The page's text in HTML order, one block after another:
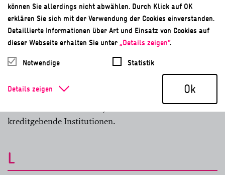
Umweltmanagementstandard
K
Im Finanzwesen die gemeinsame Mitfinanzierung einer
Investition oder eines Projekts durch mindestens zwei
kreditgebende Institutionen.
L
können Sie allerdings nicht abwählen. Durch Klick auf OK
erklären Sie sich mit der Verwendung der Cookies einverstanden.
Detaillierte Informationen über Art und Einsatz von Cookies auf
dieser Webseite erhalten Sie unter„Details zeigen“.
Notwendige
Statistik
Details zeigen Ok